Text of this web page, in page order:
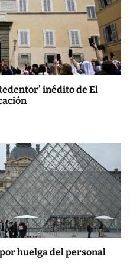
inédito de El
huelga del personal